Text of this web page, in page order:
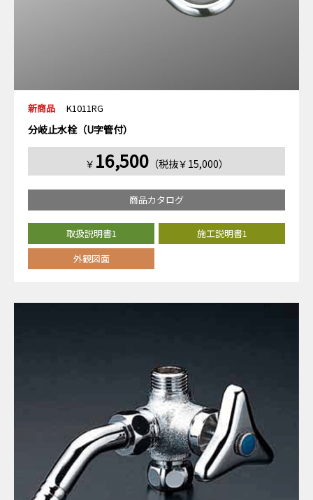
新商品 K1011RG
分岐止水栓（U字管付）
￥ 16,500（税抜￥15,000）
商品カタログ
取扱説明書1
施工説明書1
外観図面